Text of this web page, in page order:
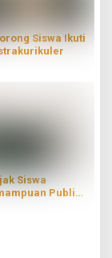
Siswa Ikuti
Siswa
Public